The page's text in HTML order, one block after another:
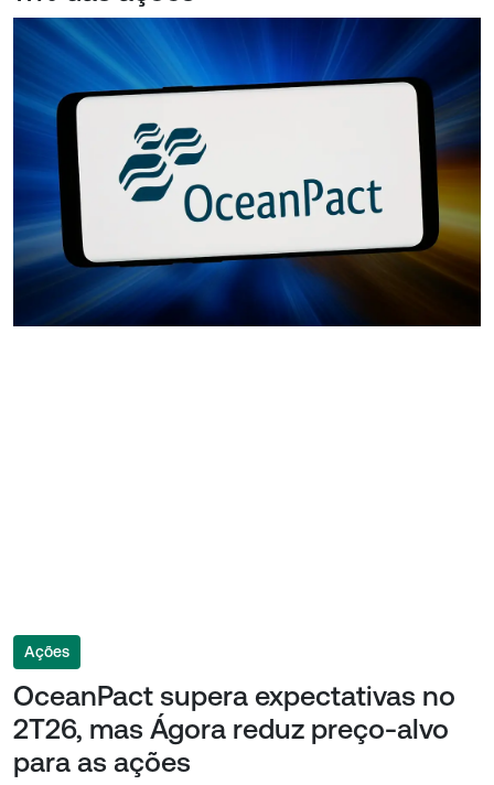
Ações
OceanPact supera expectativas no
2T26, mas Ágora reduz preço-alvo
para as ações